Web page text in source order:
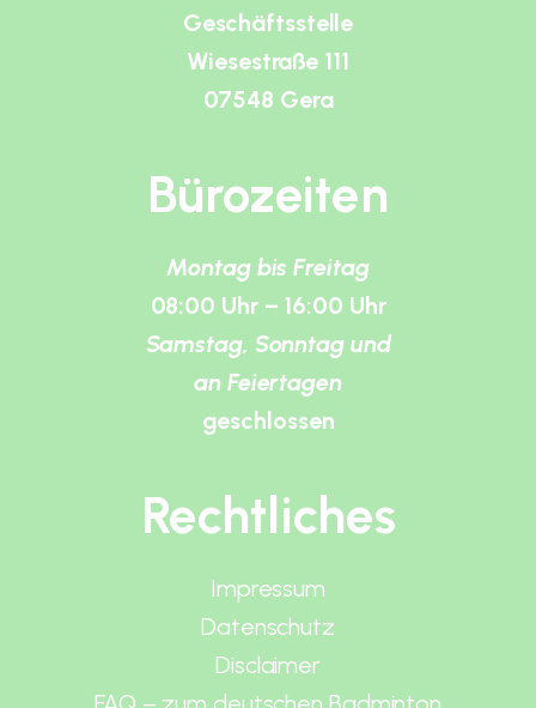
Geschäftsstelle
Wiesestraße 111
07548 Gera
Bürozeiten
Montag bis Freitag
08:00 Uhr – 16:00 Uhr
Samstag, Sonntag und
an Feiertagen
geschlossen
Rechtliches
Impressum
Datenschutz
Disclaimer